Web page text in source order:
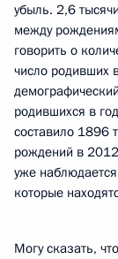
убыль. 2,6
между
говорить о
число родивших
родившихся в
составило 1896
рождений в 2012
уже
которые
Могу сказать,